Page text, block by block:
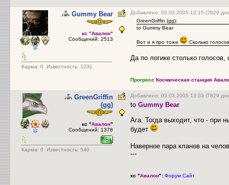
Gummy Bear
кс "Авалон"
Сообщений: 2513
Карма: 0 Известность: 1231
Добавлено: 03.03.2005 13:15 (7829
GreenGriffin (gg):
to Gummy Bear
Вот и я про тоже Сколько
Да по логике столько голосов,
Прогресс Космическая станция
GreenGriffin
(gg)
кс "Авалон"
Сообщений: 1378
Карма: 0 Известность: 540
Добавлено: 03.03.2005 13:33 (7829
to Gummy Bear
Ага. Тогда выходит, что - при
будет
Наверное пара кланов на
---
кс "Авалон": Форум Сайт